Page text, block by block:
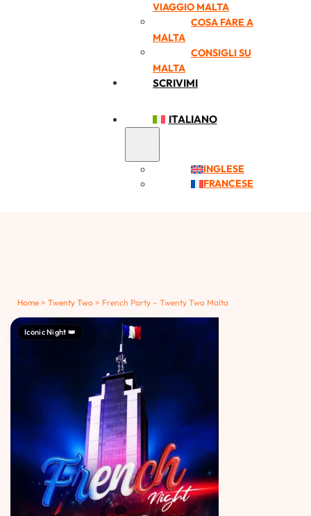
VIAGGIO MALTA
COSA FARE A
MALTA
CONSIGLI SU
MALTA
SCRIVIMI
ITALIANO
INGLESE
FRANCESE
Home > Twenty Two > French Party – Twenty Two Malta
Iconic Night 👑